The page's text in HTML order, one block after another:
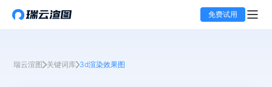
免费试用
瑞云渲图 关键词库 3d渲染效果图